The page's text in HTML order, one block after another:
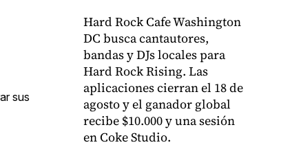
sus
Hard Rock Cafe Washington
DC busca cantautores,
bandas y DJs locales para
Hard Rock Rising. Las
aplicaciones cierran el 18 de
agosto y el ganador global
recibe $10.000 y una sesión
en Coke Studio.